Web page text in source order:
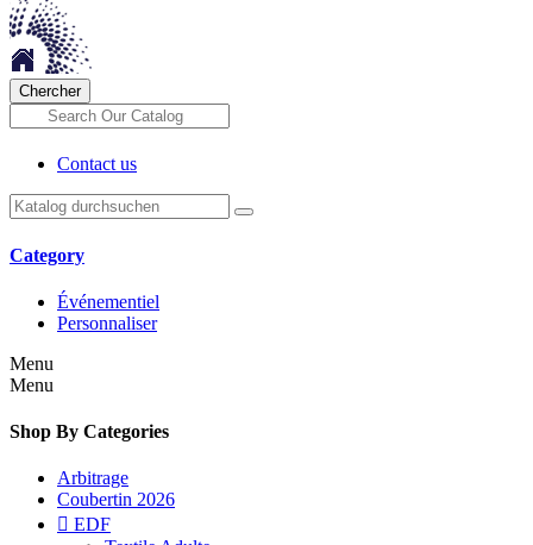
Chercher
Contact us
Category
Événementiel
Personnaliser
Menu
Menu
Shop By Categories
Arbitrage
Coubertin 2026
 EDF